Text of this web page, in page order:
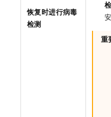
恢复时进行病毒
检测
重